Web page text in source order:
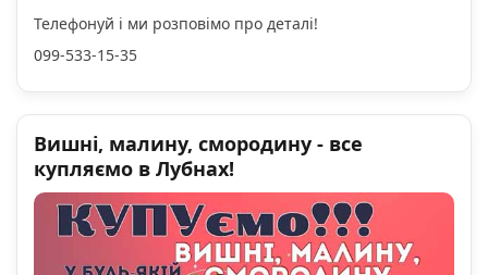
Телефонуй і ми розповімо про деталі!
099-533-15-35
Вишні, малину, смородину - все
купляємо в Лубнах!